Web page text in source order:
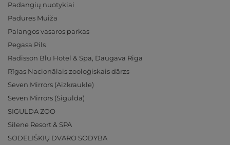
Padangių nuotykiai
Padures Muiža
Palangos vasaros parkas
Pegasa Pils
Radisson Blu Hotel & Spa, Daugava Riga
Rīgas Nacionālais zooloģiskais dārzs
Seven Mirrors (Aizkraukle)
Seven Mirrors (Sigulda)
SIGULDA ZOO
Silene Resort & SPA
SODELIŠKIŲ DVARO SODYBA